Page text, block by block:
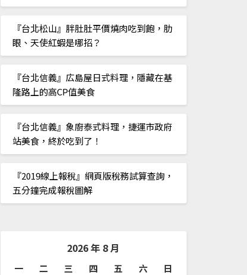
『台北松山』胖肚肚平價燒肉吃到飽，肋
眼、天使紅蝦是哪招？
『台北信義』広島屋日式料理，隱藏在基
隆路上的高CP值美食
『台北信義』象廚泰式料理，捷運市政府
站美食，終於吃到了！
『2019線上報稅』網頁版稅務試算查詢，
五分鐘完成報稅圖解
2026 年 8 月
一 二 三 四 五 六
日